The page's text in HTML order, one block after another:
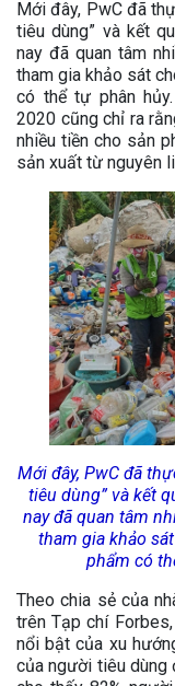
Mới đây, PwC đã
tiêu dùng” và kết
nay đã quan tâm
tham gia khảo sát
có thể tự phân
2020 cũng chỉ ra
nhiều tiền cho sản
sản xuất từ nguyên
Mới đây, PwC đã
tiêu dùng” và kết
nay đã quan tâm
tham gia khảo
phẩm có
Theo chia sẻ của
trên Tạp chí
nổi bật của xu
của người tiêu dùng